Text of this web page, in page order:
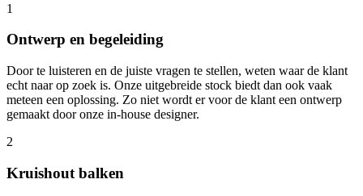
1
Ontwerp en begeleiding
Door te luisteren en de juiste vragen te stellen, weten waar de klant
echt naar op zoek is. Onze uitgebreide stock biedt dan ook vaak
meteen een oplossing. Zo niet wordt er voor de klant een ontwerp
gemaakt door onze in-house designer.
2
Kruishout balken